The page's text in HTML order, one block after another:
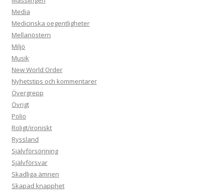
Media
Medicinska oegentligheter
Mellanöstern
Miljö
Musik
New World Order
Nyhetstips och kommentarer
Övergrepp
Övrigt
Polio
Roligt/ironiskt
Ryssland
Självförsörjning
Självförsvar
Skadliga ämnen
Skapad knapphet